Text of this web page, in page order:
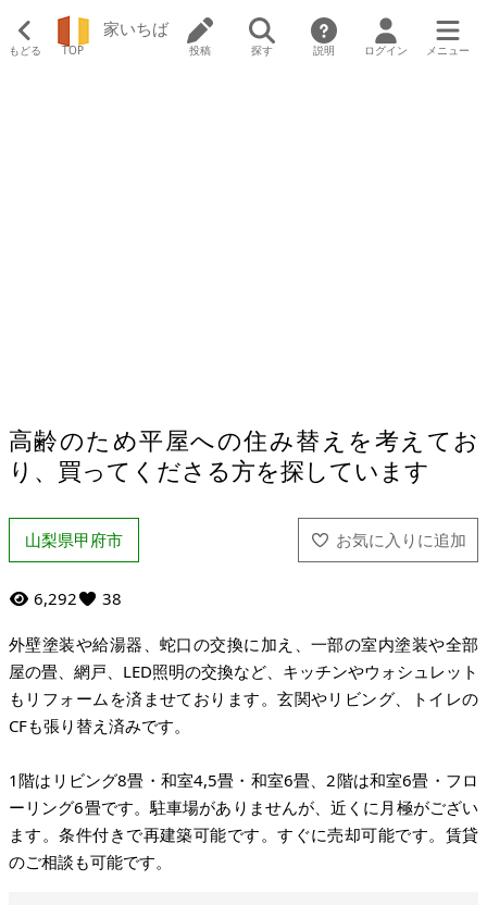
もどる TOP
家いちば
投稿 探す 説明 ログイン メニュー
高齢のため平屋への住み替えを考えてお
り、買ってくださる方を探しています
山梨県甲府市
6,292 38
外壁塗装や給湯器、蛇口の交換に加え、一部の室内塗装や全部
屋の畳、網戸、LED照明の交換など、キッチンやウォシュレット
もリフォームを済ませております。玄関やリビング、トイレの
CFも張り替え済みです。
1階はリビング8畳・和室4,5畳・和室6畳、2階は和室6畳・フロ
ーリング6畳です。駐車場がありませんが、近くに月極がござい
ます。条件付きで再建築可能です。すぐに売却可能です。賃貸
のご相談も可能です。